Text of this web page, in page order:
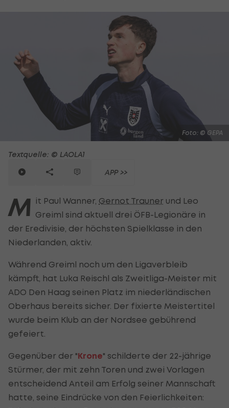
Foto: © GEPA
Textquelle: © LAOLA1
APP >>
M it Paul Wanner, Gernot Trauner und Leo
Greiml sind aktuell drei ÖFB-Legionäre in
der Eredivisie, der höchsten Spielklasse in den
Niederlanden, aktiv.
Während Greiml noch um den Ligaverbleib
kämpft, hat Luka Reischl als Zweitliga-Meister mit
ADO Den Haag seinen Platz im niederländischen
Oberhaus bereits sicher. Der fixierte Meistertitel
wurde beim Klub an der Nordsee gebührend
gefeiert.
Gegenüber der "Krone" schilderte der 22-jährige
Stürmer, der mit zehn Toren und zwei Vorlagen
entscheidend Anteil am Erfolg seiner Mannschaft
hatte, seine Eindrücke von den Feierlichkeiten: